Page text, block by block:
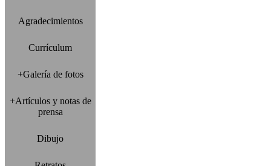
Agradecimientos
Currículum
+Galería de fotos
+Artículos y notas de
prensa
Dibujo